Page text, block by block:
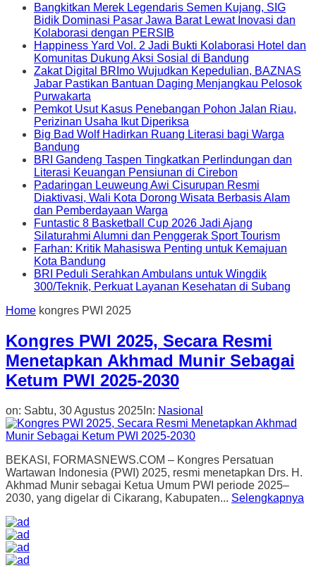
Bangkitkan Merek Legendaris Semen Kujang, SIG
Bidik Dominasi Pasar Jawa Barat Lewat Inovasi dan
Kolaborasi dengan PERSIB
Happiness Yard Vol. 2 Jadi Bukti Kolaborasi Hotel dan
Komunitas Dukung Aksi Sosial di Bandung
Zakat Digital BRImo Wujudkan Kepedulian, BAZNAS
Jabar Pastikan Bantuan Daging Menjangkau Pelosok
Purwakarta
Pemkot Usut Kasus Penebangan Pohon Jalan Riau,
Perizinan Usaha Ikut Diperiksa
Big Bad Wolf Hadirkan Ruang Literasi bagi Warga
Bandung
BRI Gandeng Taspen Tingkatkan Perlindungan dan
Literasi Keuangan Pensiunan di Cirebon
Padaringan Leuweung Awi Cisurupan Resmi
Diaktivasi, Wali Kota Dorong Wisata Berbasis Alam
dan Pemberdayaan Warga
Funtastic 8 Basketball Cup 2026 Jadi Ajang
Silaturahmi Alumni dan Penggerak Sport Tourism
Farhan: Kritik Mahasiswa Penting untuk Kemajuan
Kota Bandung
BRI Peduli Serahkan Ambulans untuk Wingdik
300/Teknik, Perkuat Layanan Kesehatan di Subang
Home kongres PWI 2025
Kongres PWI 2025, Secara Resmi
Menetapkan Akhmad Munir Sebagai
Ketum PWI 2025-2030
on: Sabtu, 30 Agustus 2025 In: Nasional
BEKASI, FORMASNEWS.COM – Kongres Persatuan
Wartawan Indonesia (PWI) 2025, resmi menetapkan Drs. H.
Akhmad Munir sebagai Ketua Umum PWI periode 2025–
2030, yang digelar di Cikarang, Kabupaten... Selengkapnya